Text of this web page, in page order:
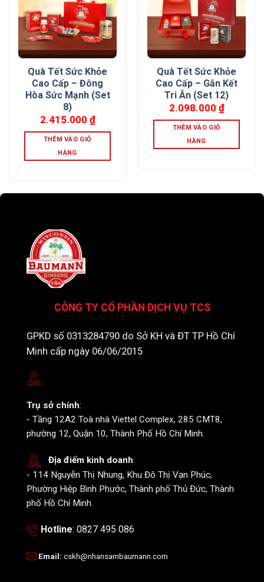
Quà Tết Sức Khỏe
Cao Cấp – Đông
Hòa Sức Mạnh (Set
8)
2.415.000 ₫
THÊM VÀO GIỎ
HÀNG
Quà Tết Sức Khỏe
Cao Cấp – Gắn Kết
Tri Ân (Set 12)
2.098.000 ₫
THÊM VÀO GIỎ
HÀNG
CÔNG TY CỔ PHẦN DỊCH VỤ TCS
GPKD số 0313284790 do Sở KH và ĐT TP Hồ Chí
Minh cấp ngày 06/06/2015
Trụ sở chính:
- Tầng 12A2 Toà nhà Viettel Complex, 285 CMT8,
phường 12, Quận 10, Thành Phố Hồ Chí Minh.
Địa điểm kinh doanh:
- 114 Nguyễn Thị Nhung, Khu Đô Thị Vạn Phúc,
Phường Hiệp Bình Phước, Thành phố Thủ Đức, Thành
phố Hồ Chí Minh.
Hotline: 0827 495 086
Email: cskh@nhansambaumann.com